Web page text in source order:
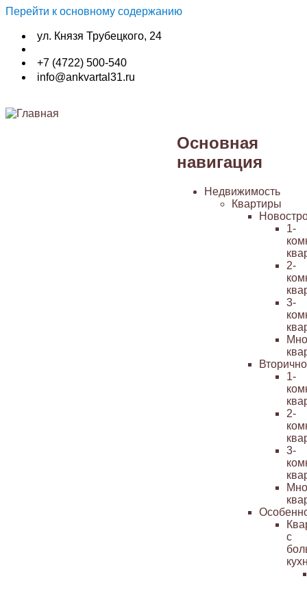
Перейти к основному содержанию
ул. Князя Трубецкого, 24
+7 (4722) 500-540
info@ankvartal31.ru
Основная
навигация
Недвижимость
Квартиры
1-
2-
3-
1-
2-
3-
с